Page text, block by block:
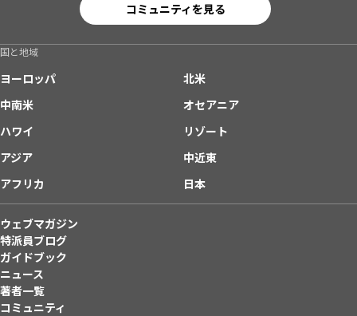
コミュニティを見る
国と地域
ヨーロッパ
北米
中南米
オセアニア
ハワイ
リゾート
アジア
中近東
アフリカ
日本
ウェブマガジン
特派員ブログ
ガイドブック
ニュース
著者一覧
コミュニティ